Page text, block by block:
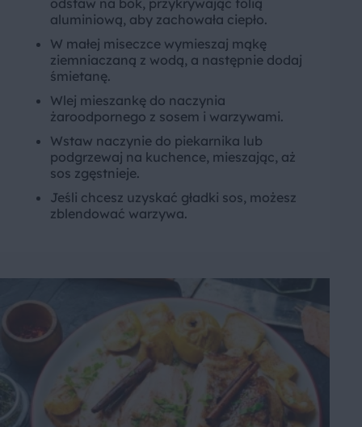
odstaw na bok, przykrywając folią
aluminiową, aby zachowała ciepło.
W małej miseczce wymieszaj mąkę
ziemniaczaną z wodą, a następnie dodaj
śmietanę.
Wlej mieszankę do naczynia
żaroodpornego z sosem i warzywami.
Wstaw naczynie do piekarnika lub
podgrzewaj na kuchence, mieszając, aż
sos zgęstnieje.
Jeśli chcesz uzyskać gładki sos, możesz
zblendować warzywa.